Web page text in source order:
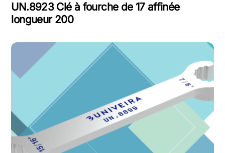
UN.8923 Clé à fourche de 17 affinée
longueur 200